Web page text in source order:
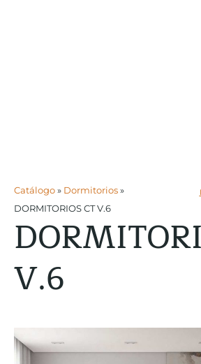
Catálogo» Dormitorios»
DORMITORIOS CT V.6
V.6